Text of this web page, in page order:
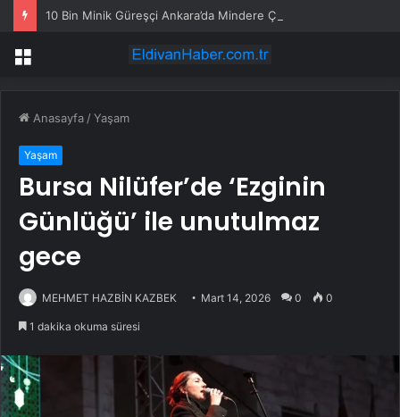
10 Bin Minik Güreşçi Ankara’da Mindere Çıktı
Menü
Anasayfa /Yaşam
Yaşam
Bursa Nilüfer’de ‘Ezginin
Günlüğü’ ile unutulmaz
gece
MEHMET HAZBİN KAZBEK Mart 14, 2026 0 0
1 dakika okuma süresi